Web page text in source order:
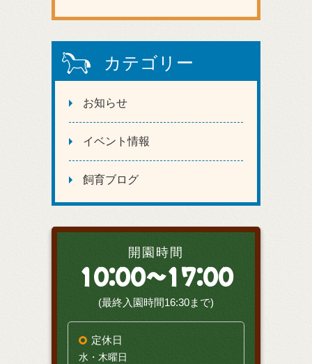
カテゴリー
お知らせ
イベント情報
飼育ブログ
開園時間
10:00～17:00
(最終入園時間16:30まで)
定休日
水・木曜日